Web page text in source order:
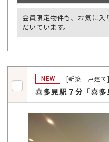
会員限定物件も、お気に
だいています。
NEW [新築一戸建て]
喜多見駅７分「喜